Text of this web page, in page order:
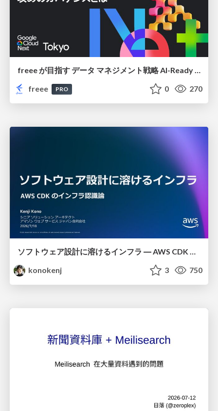
freee
PRO 0 270
ソフトウェア設計に溶けるインフラ ― AWS CDK のインフラ認識論
konokenj
3 750